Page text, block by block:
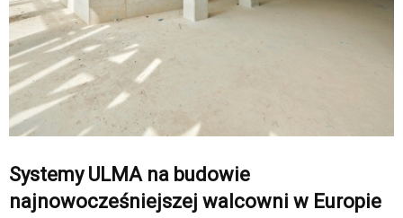
Systemy ULMA na budowie
najnowocześniejszej walcowni w Europie